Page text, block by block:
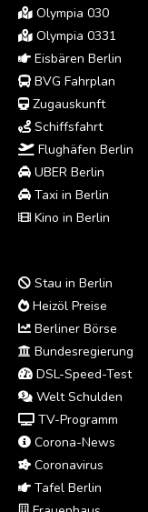
Olympia 030
Olympia 0331
Eisbären Berlin
BVG Fahrplan
Zugauskunft
Schiffsfahrt
Flughäfen Berlin
UBER Berlin
Taxi in Berlin
Kino in Berlin
Stau in Berlin
Heizöl Preise
Berliner Börse
Bundesregierung
DSL-Speed-Test
Welt Schulden
TV-Programm
Corona-News
Coronavirus
Tafel Berlin